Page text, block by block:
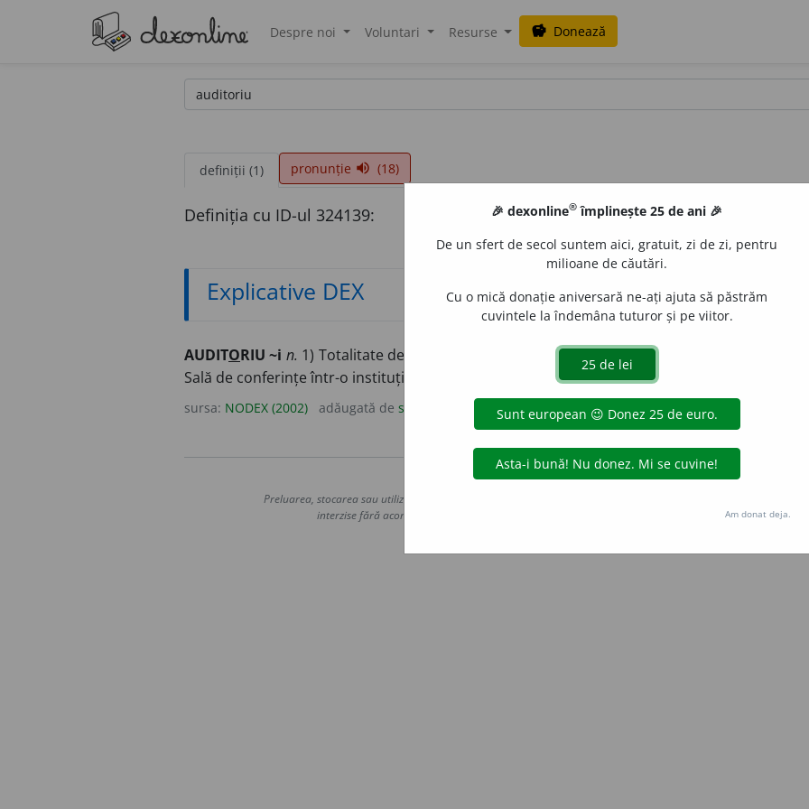
Despre noi Voluntari Resurse savings Donează
definiții (1) pronunție volume_up (18)
Definiția cu ID-ul 324139:
Explicative DEX
AUDITORIU ~i n. 1) Totalitate de persoane care ascultă un curs, o conferință; un concert;
Sală de conferințe într-o instituție de învățământ (superior). /<lat.auditorium
sursa: NODEX (2002) adăugată de siveco
Copyright © 2004-2026 dexonline (https://dexonline.ro)
Preluarea, stocarea sau utilizarea datelor de pe acest site, inclusiv prin orice metode de extragere automată
interzise fără acordul nostru prealabil scris, cu excepția seturilor de date oferite oficial spre utilizare
🎉 dexonline® împlinește 25 de ani 🎉
De un sfert de secol suntem aici, gratuit, zi de zi, pentru
milioane de căutări.
Cu o mică donație aniversară ne-ați ajuta să păstrăm
cuvintele la îndemâna tuturor și pe viitor.
Am donat deja.